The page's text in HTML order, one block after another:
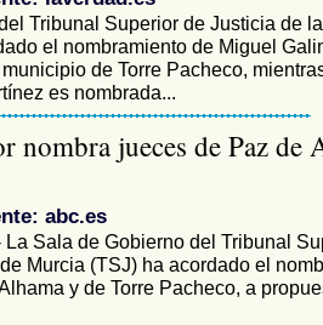
Tribunal Superior de Justicia de
el nombramiento de Miguel
de Torre Pacheco,
es nombrada...
nombra jueces de Paz de
abc.es
La Sala de Gobierno del Tribunal
Murcia (TSJ) ha acordado el
y de Torre Pacheco, a